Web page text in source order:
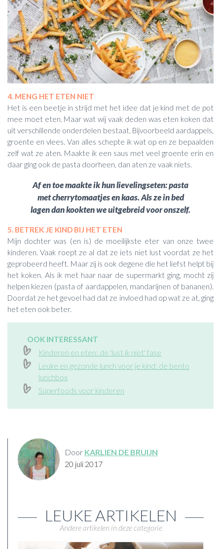
4. MENG HET ETEN NIET
Het is een beetje in strijd met het idee dat je kind met de pot
mee moet eten. Maar wat wij vaak deden was eten koken dat
uit verschillende onderdelen bestaat. Bijvoorbeeld aardappels,
groente en vlees. Van alles schepte ik wat op en ze bepaalden
zelf wat ze aten. Maakte ik een saus met veel groente erin en
daar ging ook de pasta doorheen, dan aten ze vaak niets.
Af en toe maakte ik hun lievelingseten: pasta
met cherrytomaatjes en kaas. Als ze in bed
lagen dan kookten we uitgebreid voor onszelf.
5. BETREK JE KIND BIJ HET ETEN
Mijn dochter was (en is) de moeilijkste eter van onze twee
kinderen. Vaak roept ze al dat ze iets niet lust voordat ze het
geprobeerd heeft. Maar zij is ook degene die het liefst helpt bij
het koken. Als ik met haar naar de supermarkt ging, mocht zij
helpen kiezen (pasta of aardappelen, mandarijnen of bananen).
Doordat ze het gevoel had dat ze invloed had op wat ze at, ging
het eten ook beter.
OOK INTERESSANT
Kinderen en eten: de 'lust ik niet' fase
Leuke en gezonde lunch voor je kind: de bento
lunchbox
Superfoods voor kinderen
Door KARLIEN DE BRUIJN
20 juli 2017
LEUKE ARTIKELEN
Andere artikelen in deze categorie